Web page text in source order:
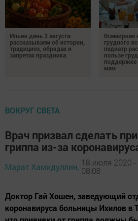
Ильин день 2 августа:
рассказываем об истории,
традициях, обрядах и
запретах праздника
Всемирная
грудного
педиатр
пользе
мам
ВОКРУГ СВЕТА
Врач призвал сделать
гриппа из-за
Марат Хамидуллин, 18 июля 2020 -
08:08
Доктор Гай Хошен, заведующий
коронавируса больницы Ихилов в